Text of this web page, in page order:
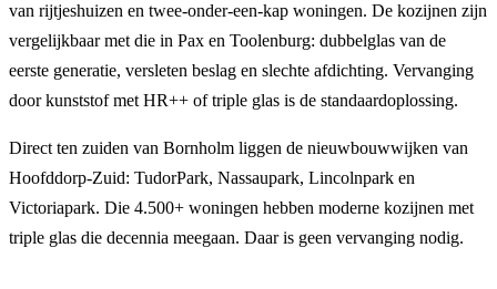
van rijtjeshuizen en twee-onder-een-kap woningen. De kozijnen zijn
vergelijkbaar met die in Pax en Toolenburg: dubbelglas van de
eerste generatie, versleten beslag en slechte afdichting. Vervanging
door kunststof met HR++ of triple glas is de standaardoplossing.
Direct ten zuiden van Bornholm liggen de nieuwbouwwijken van
Hoofddorp-Zuid: TudorPark, Nassaupark, Lincolnpark en
Victoriapark. Die 4.500+ woningen hebben moderne kozijnen met
triple glas die decennia meegaan. Daar is geen vervanging nodig.